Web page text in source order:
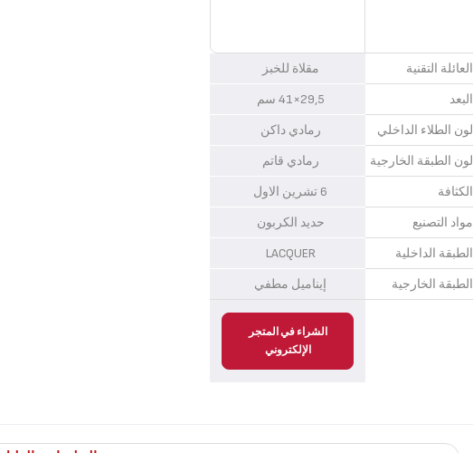
العائلة التقنية
مقلاة للخبز
البعد
29,5×41 سم
لون الطلاء الداخلي
رمادي داكن
لون الطبقة الخارجية
رمادي قاتم
الكثافة
6 تشرين الاول
مواد التصنيع
حديد الكربون
الطبقة الداخلية
LACQUER
الطبقة الخارجية
إيناميل مطفي
الشراء في المتجر
الإلكتروني